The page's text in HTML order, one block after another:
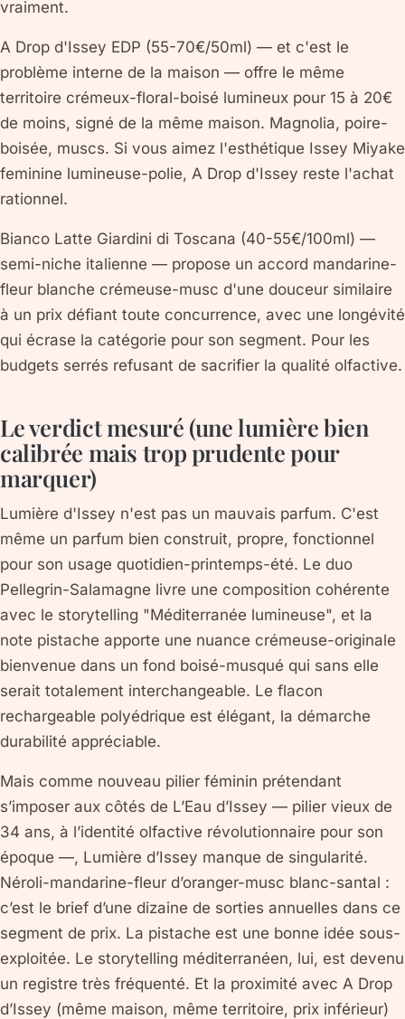
vraiment.
A Drop d'Issey EDP (55-70€/50ml) — et c'est le
problème interne de la maison — offre le même
territoire crémeux-floral-boisé lumineux pour 15 à 20€
de moins, signé de la même maison. Magnolia, poire-
boisée, muscs. Si vous aimez l'esthétique Issey Miyake
feminine lumineuse-polie, A Drop d'Issey reste l'achat
rationnel.
Bianco Latte Giardini di Toscana (40-55€/100ml) —
semi-niche italienne — propose un accord mandarine-
fleur blanche crémeuse-musc d'une douceur similaire
à un prix défiant toute concurrence, avec une longévité
qui écrase la catégorie pour son segment. Pour les
budgets serrés refusant de sacrifier la qualité olfactive.
Le verdict mesuré (une lumière bien
calibrée mais trop prudente pour
marquer)
Lumière d'Issey n'est pas un mauvais parfum. C'est
même un parfum bien construit, propre, fonctionnel
pour son usage quotidien-printemps-été. Le duo
Pellegrin-Salamagne livre une composition cohérente
avec le storytelling "Méditerranée lumineuse", et la
note pistache apporte une nuance crémeuse-originale
bienvenue dans un fond boisé-musqué qui sans elle
serait totalement interchangeable. Le flacon
rechargeable polyédrique est élégant, la démarche
durabilité appréciable.
Mais comme nouveau pilier féminin prétendant
s’imposer aux côtés de L’Eau d’Issey — pilier vieux de
34 ans, à l’identité olfactive révolutionnaire pour son
époque —, Lumière d’Issey manque de singularité.
Néroli-mandarine-fleur d’oranger-musc blanc-santal :
c’est le brief d’une dizaine de sorties annuelles dans ce
segment de prix. La pistache est une bonne idée sous-
exploitée. Le storytelling méditerranéen, lui, est devenu
un registre très fréquenté. Et la proximité avec A Drop
d’Issey (même maison, même territoire, prix inférieur)